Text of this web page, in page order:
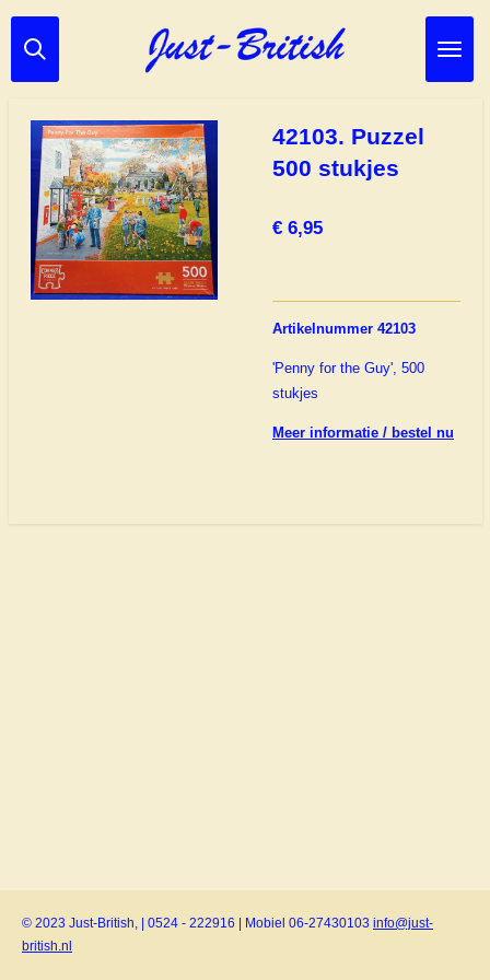
Ga
direct
hoofdinhoud
42103. Puzzel
500 stukjes
€ 6,95
Artikelnummer 42103
'Penny for the Guy', 500
stukjes
Meer informatie / bestel nu
© 2023 Just-British, | 0524 - 222916 | Mobiel 06-27430103 info@just-
british.nl